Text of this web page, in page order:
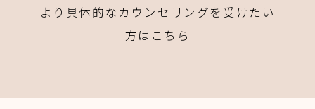
より具体的なカウンセリングを受けたい
方はこちら